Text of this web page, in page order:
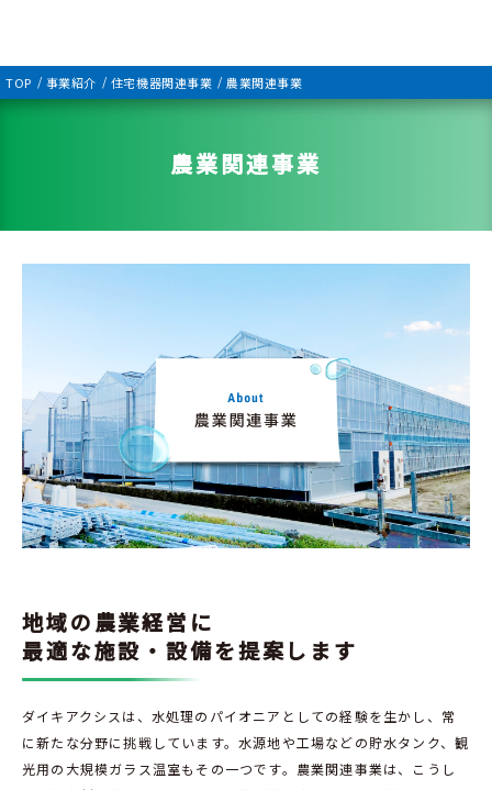
TOP 事業紹介 住宅機器関連事業 農業関連事業
農業関連事業
地域の農業経営に
最適な施設・設備を提案します
ダイキアクシスは、水処理のパイオニアとしての経験を生かし、常
に新たな分野に挑戦しています。水源地や工場などの貯水タンク、観
光用の大規模ガラス温室もその一つです。農業関連事業は、こうし